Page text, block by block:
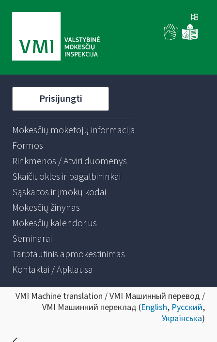
Prisijungti
Mokesčių mokėtojų informacija
Formos
Rinkmenos / Atviri duomenys
Skaičiuoklės ir pagalbininkai
Sąskaitos ir įmokų kodai
Mokesčių žinynas
Mokesčių kalendorius
Seminarai
Tarptautinis apmokestinimas
Kontaktai / Apklausa
VMI Machine translation / VMI Машинный перевод /
VMI Машинний переклад (English, Русский,
Українська)